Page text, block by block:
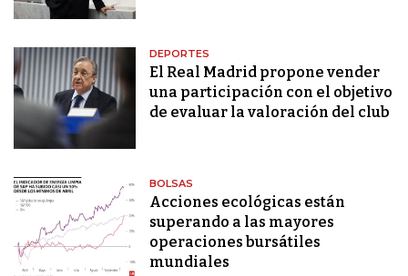
DEPORTES
El Real Madrid propone vender
una participación con el objetivo
de evaluar la valoración del club
BOLSAS
Acciones ecológicas están
superando a las mayores
operaciones bursátiles
mundiales